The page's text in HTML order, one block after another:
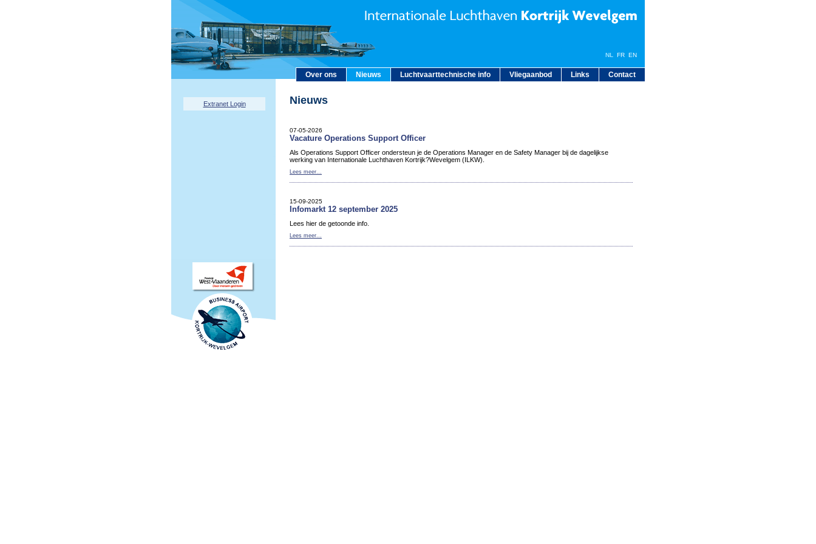
Over ons Nieuws Luchtvaarttechnische info Vliegaanbod Links Contact
NL FR EN
Extranet Login Nieuws
07-05-2026
Vacature Operations Support Officer
Als Operations Support Officer ondersteun je de Operations Manager en de Safety Manager bij de dagelijkse
werking van Internationale Luchthaven Kortrijk?Wevelgem (ILKW).
Lees meer...
15-09-2025
Infomarkt 12 september 2025
Lees hier de getoonde info.
Lees meer...